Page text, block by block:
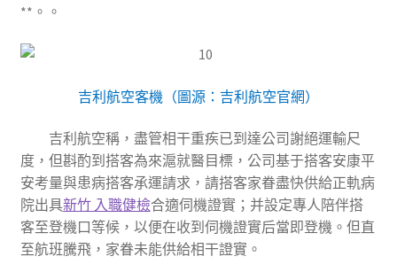
**。。
吉利航空客機（圖源：吉利航空官網）
吉利航空稱，盡管相干重疾已到達公司謝絕運輸尺
度，但斟酌到搭客為來滬就醫目標，公司基于搭客安康平
安考量與患病搭客承運請求，請搭客家眷盡快供給正軌病
院出具新竹 入職健檢合適伺機證實；并設定專人陪伴搭
客至登機口等候，以便在收到伺機證實后當即登機。但直
至航班騰飛，家眷未能供給相干證實。